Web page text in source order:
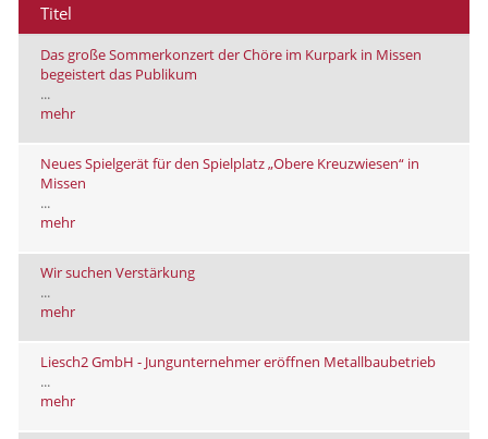
Titel
Das große Sommerkonzert der Chöre im Kurpark in Missen
begeistert das Publikum
...
mehr
Neues Spielgerät für den Spielplatz „Obere Kreuzwiesen“ in
Missen
...
mehr
Wir suchen Verstärkung
...
mehr
Liesch2 GmbH - Jungunternehmer eröffnen Metallbaubetrieb
...
mehr